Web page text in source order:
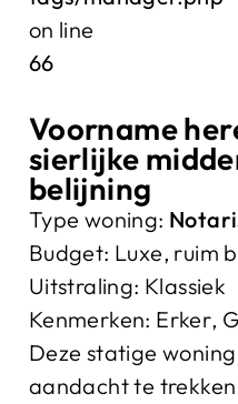
on line
66
Voorname
sierlijke
belijning
Type woning:
Budget: Luxe, ruim
Uitstraling: Klassiek
Kenmerken: Erker,
Deze statige
aandacht te